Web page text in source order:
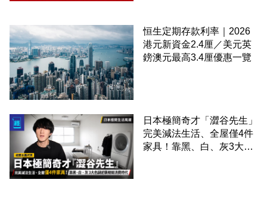
恒生定期存款利率｜2026
港元新資金2.4厘／美元英
鎊澳元最高3.4厘優惠一覽
日本極簡奇才「澀谷先生」
完美減法生活、全屋僅4件
家具！靠黑、白、灰3大色